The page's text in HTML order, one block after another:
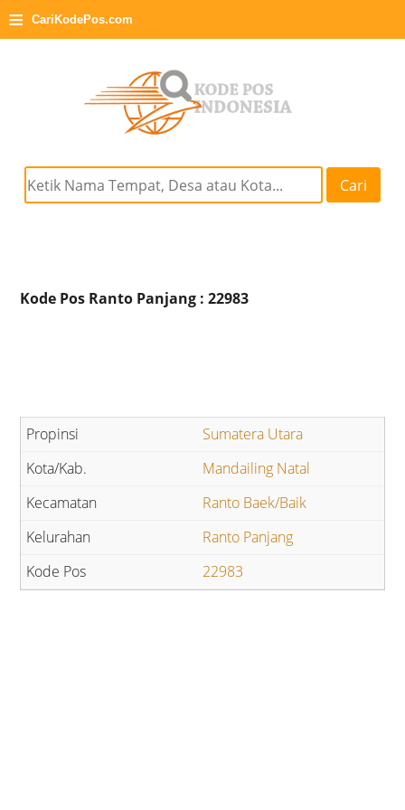
≡ CariKodePos.com
Cari
Kode Pos Ranto Panjang : 22983
Sumatera Utara
Mandailing Natal
Ranto Baek/Baik
Ranto Panjang
22983